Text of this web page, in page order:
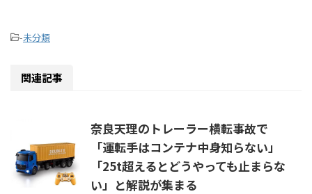
-未分類
関連記事
奈良天理のトレーラー横転事故で
「運転手はコンテナ中身知らない」
「25t超えるとどうやっても止まらな
い」と解説が集まる